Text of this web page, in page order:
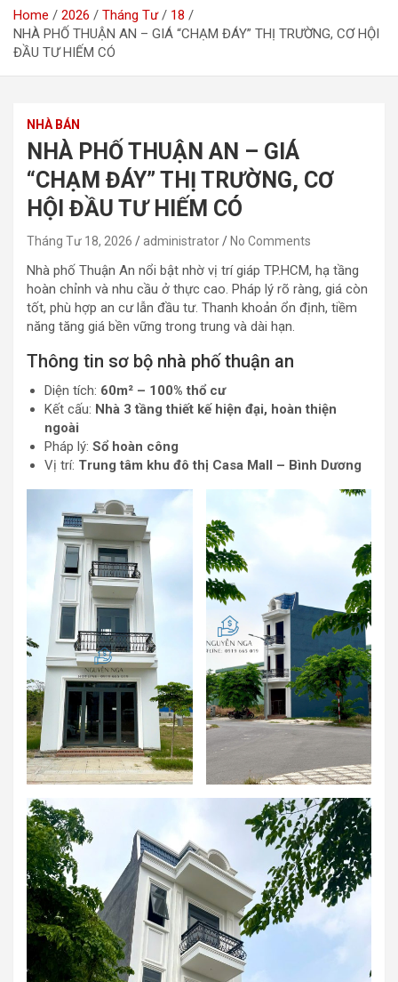
Home 2026 Tháng Tư
18
NHÀ PHỐ THUẬN AN – GIÁ “CHẠM ĐÁY” THỊ TRƯỜNG, CƠ HỘI
ĐẦU TƯ HIẾM CÓ
NHÀ BÁN
NHÀ PHỐ THUẬN AN – GIÁ
“CHẠM ĐÁY” THỊ TRƯỜNG, CƠ
HỘI ĐẦU TƯ HIẾM CÓ
Tháng Tư 18, 2026 administrator No Comments
Nhà phố Thuận An nổi bật nhờ vị trí giáp TP.HCM, hạ tầng
hoàn chỉnh và nhu cầu ở thực cao. Pháp lý rõ ràng, giá còn
tốt, phù hợp an cư lẫn đầu tư. Thanh khoản ổn định, tiềm
năng tăng giá bền vững trong trung và dài hạn.
Thông tin sơ bộ nhà phố thuận an
Diện tích: 60m² – 100% thổ cư
Kết cấu: Nhà 3 tầng thiết kế hiện đại, hoàn thiện
ngoài
Pháp lý: Sổ hoàn công
Vị trí: Trung tâm khu đô thị Casa Mall – Bình Dương